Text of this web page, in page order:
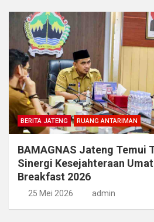
BERITA JATENG RUANG ANTARIMAN
BAMAGNAS Jateng Temui
Sinergi Kesejahteraan Umat
Breakfast 2026
25 Mei 2026 admin